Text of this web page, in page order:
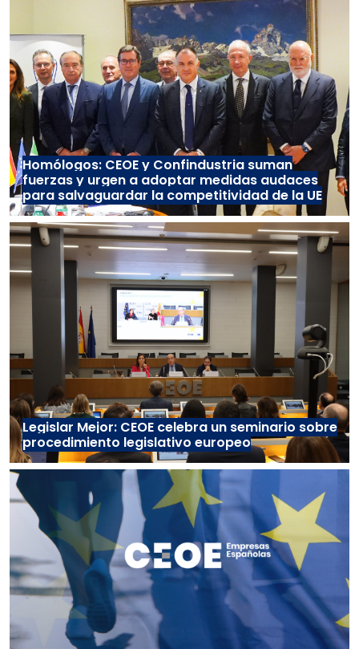
Homólogos: CEOE y Confindustria suman
fuerzas y urgen a adoptar medidas audaces
para salvaguardar la competitividad de la UE
Legislar Mejor: CEOE celebra un seminario sobre
procedimiento legislativo europeo